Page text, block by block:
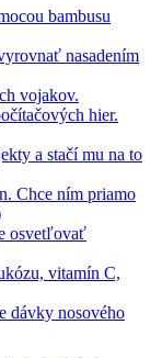
bambusu
nasadením
vojakov.
hier.
a stačí mu na to
Chce ním priamo
osvetľovať
vitamín C,
dávky nosového